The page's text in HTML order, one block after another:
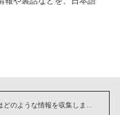
OUPはどのような情報を収集しますか?